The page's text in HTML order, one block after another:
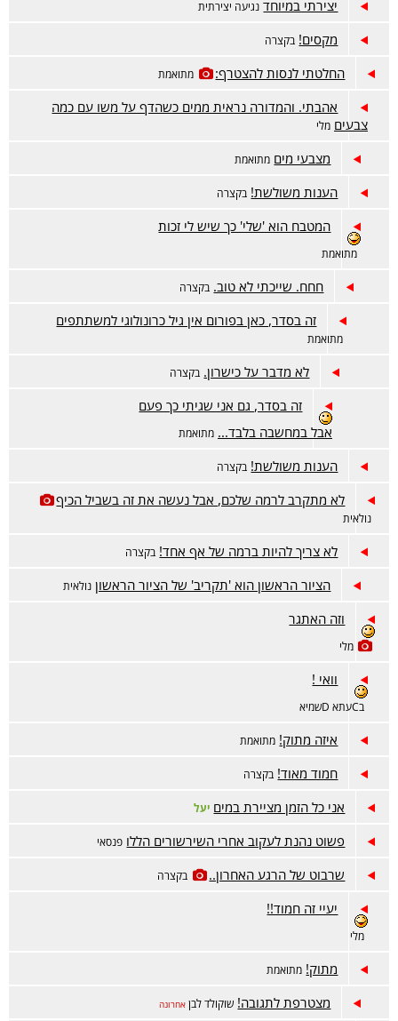
יצירתי במיוחד נגיעה יצירתית
מקסים! בקצרה
החלטתי לנסות להצטרף: מתואמת
אהבתי. והמדורה נראית ממים כשהדף על משו עם כמה
צבעים מלי
מצבעי מים מתואמת
הענות משולשת! בקצרה
המטבח הוא 'שלי' כך שיש לי זכות
מתואמת
חחח. שייכתי לא טוב. בקצרה
זה בסדר, כאן בפורום אין גיל כרונולוגי למשתתפים
מתואמת
לא מדבר על כישרון. בקצרה
זה בסדר, גם אני שגיתי כך פעם
אבל במחשבה בלבד... מתואמת
הענות משולשת! בקצרה
לא מתקרב לרמה שלכם, אבל נעשה את זה בשביל הכיף
נולאית
לא צריך להיות ברמה של אף אחד! בקצרה
הציור הראשון הוא 'תקריב' של הציור הראשון נולאית
וזה האתגר
מלי
וואי !
בCעתא Dשמיא
איזה מתוק! מתואמת
חמוד מאוד! בקצרה
אני כל הזמן מציירת במים יעל
פשוט נהנת לעקוב אחרי השירשורים הללו פנסאי
שרבוט של הרגע האחרון.. בקצרה
יעיי זה חמוד!!
מלי
מתוק! מתואמת
מצטרפת לתגובה! שוקולד לבן אחרונה